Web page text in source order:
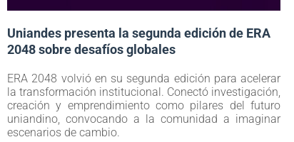
Uniandes presenta la segunda edición de ERA
2048 sobre desafíos globales
ERA 2048 volvió en su segunda edición para acelerar
la transformación institucional. Conectó investigación,
creación y emprendimiento como pilares del futuro
uniandino, convocando a la comunidad a imaginar
escenarios de cambio.